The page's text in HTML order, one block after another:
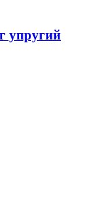
упругий